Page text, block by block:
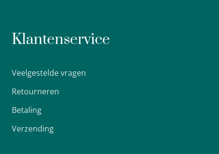
Klantenservice
Veelgestelde vragen
Retourneren
Betaling
Verzending